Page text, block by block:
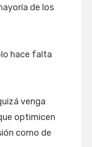
de los
hace falta
venga
optimicen
como de